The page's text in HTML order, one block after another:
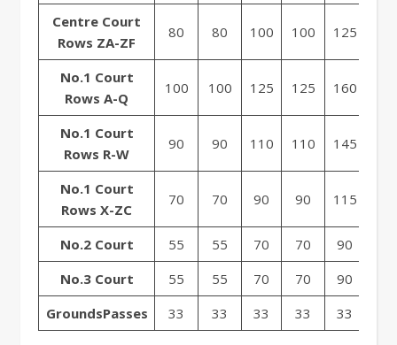
Centre Court
Rows ZA-ZF
80 80 100 100 125
No.1 Court
Rows A-Q
100 100 125 125 160
No.1 Court
Rows R-W
90 90 110 110 145
No.1 Court
Rows X-ZC
70 70 90 90 115
No.2 Court 55 55 70 70 90
No.3 Court
55 55 70 70 90
GroundsPasses
33 33 33 33 33